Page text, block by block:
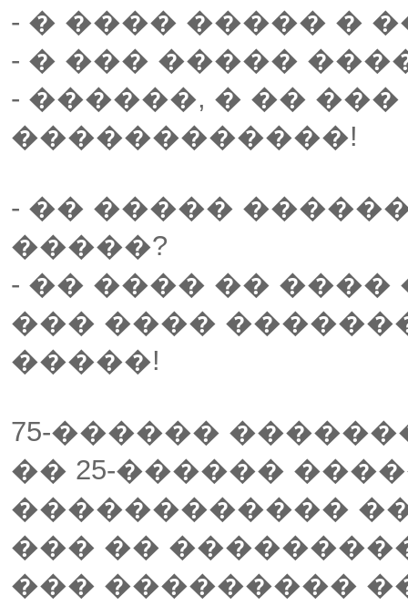
- � ���� ����� �
- � ��� �����
- ������, � �� ���
������������!
- �� �����
�����?
- �� ���� ��
��� ����
�����!
75-������
�� 25-������
������������
��� ��
��� ���������